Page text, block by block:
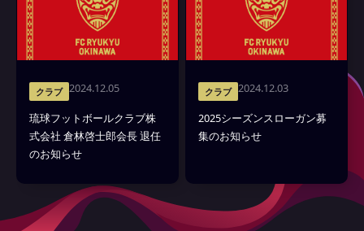
クラブ 2024.12.05
琉球フットボールクラブ株
式会社 倉林啓士郎会長 退任
のお知らせ
クラブ 2024.12.03
2025シーズンスローガン募
集のお知らせ